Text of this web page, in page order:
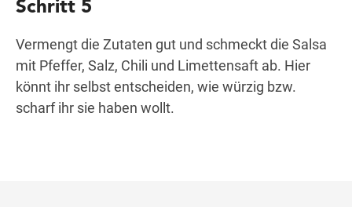
Schritt 5
Vermengt die Zutaten gut und schmeckt die Salsa
mit Pfeffer, Salz, Chili und Limettensaft ab. Hier
könnt ihr selbst entscheiden, wie würzig bzw.
scharf ihr sie haben wollt.